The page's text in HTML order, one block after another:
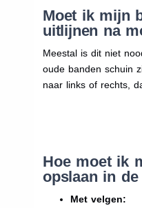
Moet ik mijn
uitlijnen na
Meestal is dit niet
oude banden schuin
naar links of rechts,
Hoe moet ik
opslaan in
Met velgen: